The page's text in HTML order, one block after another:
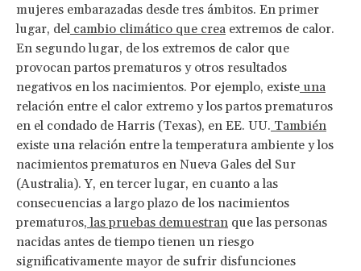
mujeres embarazadas desde tres ámbitos. En primer
lugar, del cambio climático que crea extremos de calor.
En segundo lugar, de los extremos de calor que
provocan partos prematuros y otros resultados
negativos en los nacimientos. Por ejemplo, existe una
relación entre el calor extremo y los partos prematuros
en el condado de Harris (Texas), en EE. UU. También
existe una relación entre la temperatura ambiente y los
nacimientos prematuros en Nueva Gales del Sur
(Australia). Y, en tercer lugar, en cuanto a las
consecuencias a largo plazo de los nacimientos
prematuros, las pruebas demuestran que las personas
nacidas antes de tiempo tienen un riesgo
significativamente mayor de sufrir disfunciones